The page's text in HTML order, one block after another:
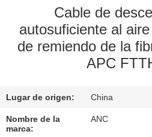
FÁBRICA
CALIDAD
Cable de
autosuficiente al
de remiendo de la
APC
Lugar de origen: China
Nombre de la
marca:
ANC